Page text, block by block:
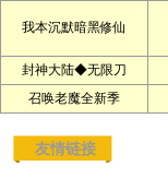
我本沉默暗黑修仙
封神大陆◆无限刀
召唤老魔全新季
友情链接